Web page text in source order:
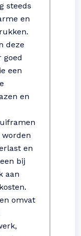
steeds
en
deze
goed
een
en
en
bij
aan
omvat